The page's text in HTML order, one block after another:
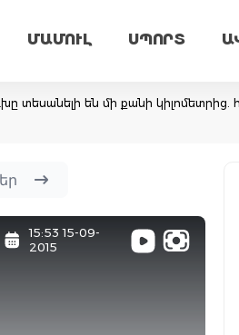
ՄԱՄՈՒԼ ՍՊՈՐՏ
տեսանելի են մի քանի կիլոմետրից.
15:53 15-09-
2015